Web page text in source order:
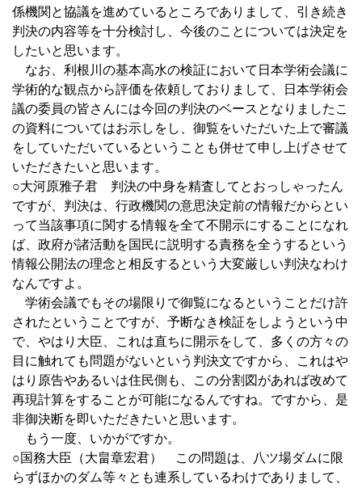
係機関と協議を進めているところでありまして、引き続き
判決の内容等を十分検討し、今後のことについては決定を
したいと思います。
なお、利根川の基本高水の検証において日本学術会議に
学術的な観点から評価を依頼しておりまして、日本学術会
議の委員の皆さんには今回の判決のベースとなりましたこ
の資料についてはお示しをし、御覧をいただいた上で審議
をしていただいているということも併せて申し上げさせて
いただきたいと思います。
○大河原雅子君 判決の中身を精査してとおっしゃったん
ですが、判決は、行政機関の意思決定前の情報だからとい
って当該事項に関する情報を全て不開示にすることになれ
ば、政府が諸活動を国民に説明する責務を全うするという
情報公開法の理念と相反するという大変厳しい判決なわけ
なんですよ。
学術会議でもその場限りで御覧になるということだけ許
されたということですが、予断なき検証をしようという中
で、やはり大臣、これは直ちに開示をして、多くの方々の
目に触れても問題がないという判決文ですから、これはや
はり原告やあるいは住民側も、この分割図があれば改めて
再現計算をすることが可能になるんですね。ですから、是
非御決断を即いただきたいと思います。
もう一度、いかがですか。
○国務大臣（大畠章宏君） この問題は、八ツ場ダムに限
らずほかのダム等々とも連系しているわけでありまして、